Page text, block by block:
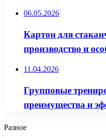
06.05.2026
Картон для
производство и
11.04.2026
Групповые
преимущества и
Разное